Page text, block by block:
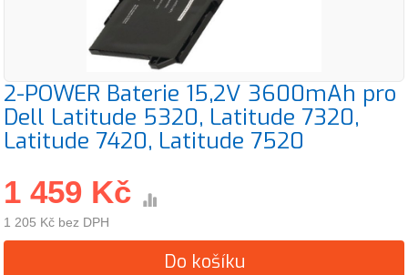
2-POWER Baterie 15,2V 3600mAh pro
Dell Latitude 5320, Latitude 7320,
Latitude 7420, Latitude 7520
1 459 Kč
1 205 Kč bez DPH
Do košíku